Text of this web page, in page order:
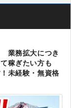
業務拡大につき
稼ぎたい方も
未経験・無資格